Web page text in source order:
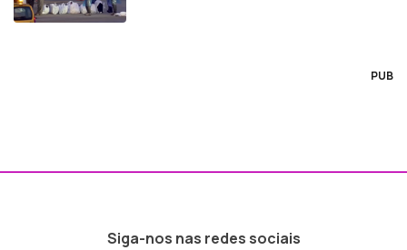
PUB
Siga-nos nas redes sociais